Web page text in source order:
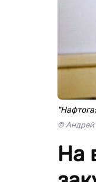
© Андрей
На